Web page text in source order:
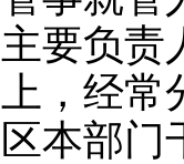
主要负责
上，经常
区本部门